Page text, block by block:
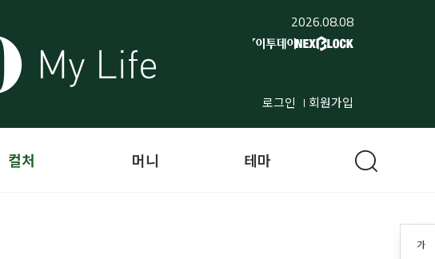
2026.08.08
로그인 회원가입
가
컬처 머니 테마